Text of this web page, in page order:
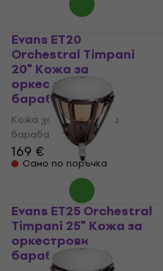
Evans ET20
Orchestral Timpani
20" Кожа за
оркестрови
барабани
Кожа за оркестрови
барабани
169 €
Само по поръчка
Evans ET25 Orchestral
Timpani 25" Кожа за
оркестрови
барабани